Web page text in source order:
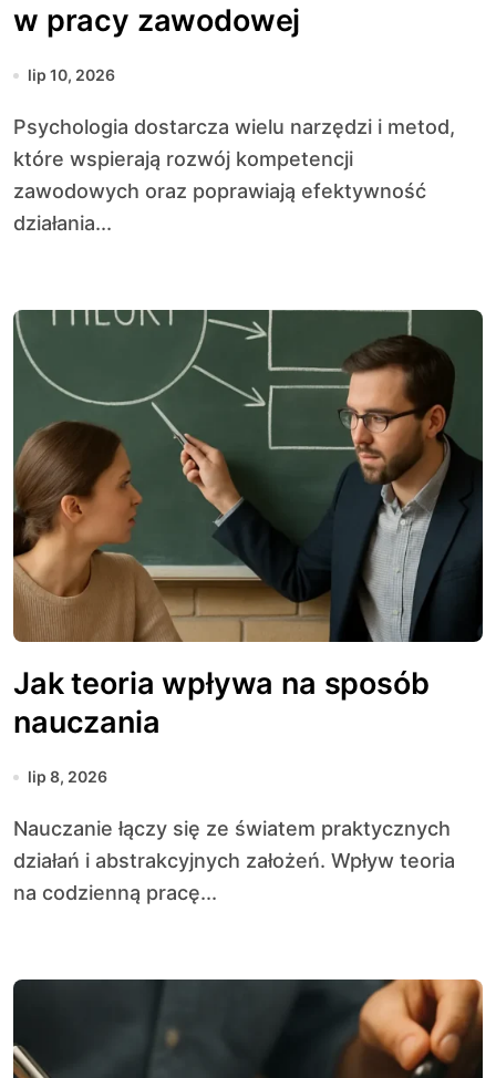
w pracy zawodowej
lip 10, 2026
Psychologia dostarcza wielu narzędzi i metod,
które wspierają rozwój kompetencji
zawodowych oraz poprawiają efektywność
działania...
Jak teoria wpływa na sposób
nauczania
lip 8, 2026
Nauczanie łączy się ze światem praktycznych
działań i abstrakcyjnych założeń. Wpływ teoria
na codzienną pracę...